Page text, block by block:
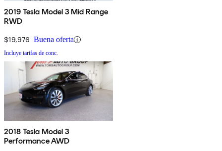
2019 Tesla Model 3 Mid Range
RWD
$19,976 Buena oferta
Incluye tarifas de conc.
2018 Tesla Model 3
Performance AWD